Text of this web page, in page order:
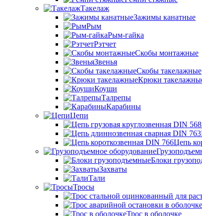
Такелаж
Зажимы канатные
Рым
Рым-гайка
Рэтчет
Скобы монтажные
Звенья
Скобы такелажные
Крюки
Коуши
Талрепы
Карабины
Цепи
Цепь
Блоки
Захваты
Тали
Тросы
Трос в оболочке